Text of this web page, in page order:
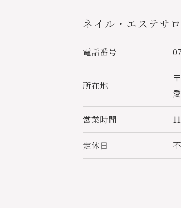
ネイル・エステサ
電話番号
所在地
営業時間
定休日
お問い合わせはこちら